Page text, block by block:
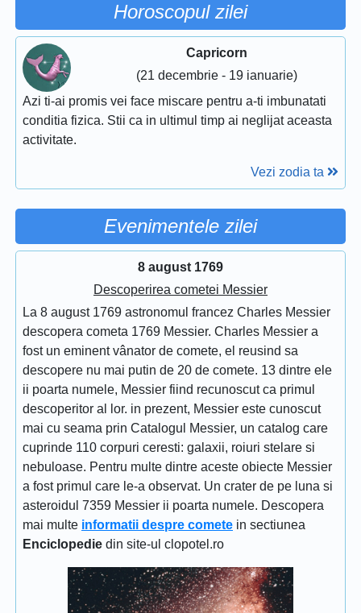
Horoscopul zilei
Capricorn
(21 decembrie - 19 ianuarie)
Azi ti-ai promis vei face miscare pentru a-ti imbunatati
conditia fizica. Stii ca in ultimul timp ai neglijat aceasta
activitate.
Vezi zodia ta
Evenimentele zilei
8 august 1769
Descoperirea cometei Messier
La 8 august 1769 astronomul francez Charles Messier
descopera cometa 1769 Messier. Charles Messier a
fost un eminent vânator de comete, el reusind sa
descopere nu mai putin de 20 de comete. 13 dintre ele
ii poarta numele, Messier fiind recunoscut ca primul
descoperitor al lor. in prezent, Messier este cunoscut
mai cu seama prin Catalogul Messier, un catalog care
cuprinde 110 corpuri ceresti: galaxii, roiuri stelare si
nebuloase. Pentru multe dintre aceste obiecte Messier
a fost primul care le-a observat. Un crater de pe luna si
asteroidul 7359 Messier ii poarta numele. Descopera
mai multe informatii despre comete in sectiunea
Enciclopedie din site-ul clopotel.ro